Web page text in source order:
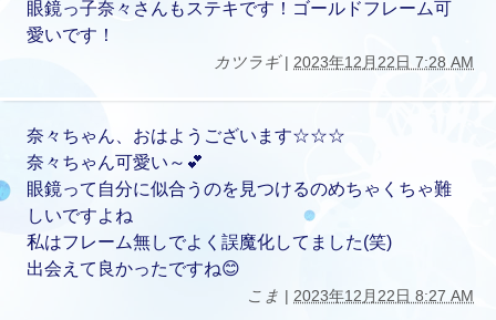
眼鏡っ子奈々さんもステキです！ゴールドフレーム可
愛いです！
カツラギ| 2023年12月22日 7:28 AM
奈々ちゃん、おはようございます☆☆☆
奈々ちゃん可愛い～💕
眼鏡って自分に似合うのを見つけるのめちゃくちゃ難
しいですよね
私はフレーム無しでよく誤魔化してました(笑)
出会えて良かったですね😊
こま | 2023年12月22日 8:27 AM